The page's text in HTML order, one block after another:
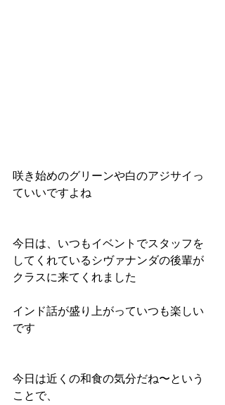
咲き始めのグリーンや白のアジサイっ
ていいですよね
今日は、いつもイベントでスタッフを
してくれているシヴァナンダの後輩が
クラスに来てくれました
インド話が盛り上がっていつも楽しい
です
今日は近くの和食の気分だね〜という
ことで、